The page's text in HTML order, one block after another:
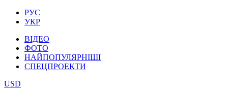
РУС
УКР
ВІДЕО
ФОТО
НАЙПОПУЛЯРНІШІ
СПЕЦПРОЕКТИ
USD